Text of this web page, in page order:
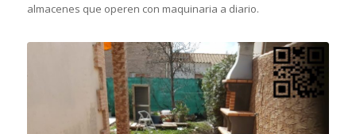
almacenes que operen con maquinaria a diario.